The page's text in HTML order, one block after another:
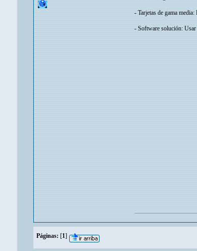
- Tarjetas de gama
- Software solución:
Páginas: [1]